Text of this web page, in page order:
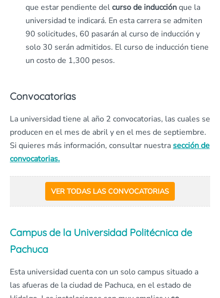
que estar pendiente delcurso de inducciónque la
universidad te indicará. En esta carrera se admiten
90 solicitudes, 60 pasarán al curso de inducción y
solo 30 serán admitidos. El curso de inducción tiene
un costo de 1,300 pesos.
Convocatorias
La universidad tiene al año 2 convocatorias, las cuales se
producen en el mes de abril y en el mes de septiembre.
Si quieres más información, consultar nuestrasección de
convocatorias.
VER TODAS LAS CONVOCATORIAS
Campus de la Universidad Politécnica de
Pachuca
Esta universidad cuenta con un solo campus situado a
las afueras de la ciudad de Pachuca, en el estado de